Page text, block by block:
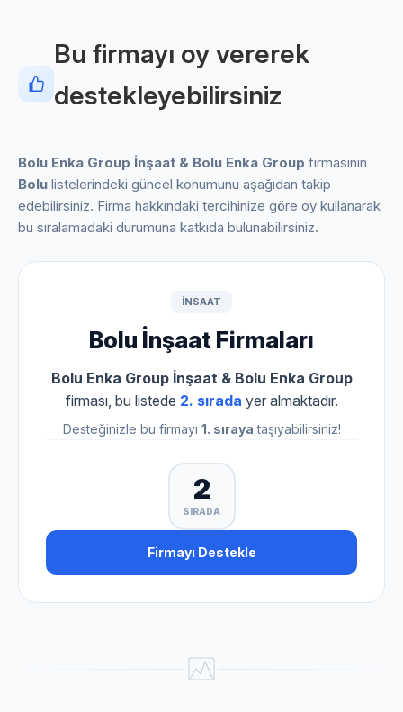
Bu firmayı oy vererek
destekleyebilirsiniz
Bolu Enka Group İnşaat & Bolu Enka Group firmasının
Bolu listelerindeki güncel konumunu aşağıdan takip
edebilirsiniz. Firma hakkındaki tercihinize göre oy kullanarak
bu sıralamadaki durumuna katkıda bulunabilirsiniz.
INSAAT
Bolu İnşaat Firmaları
Bolu Enka Group İnşaat & Bolu Enka Group
firması, bu listede 2. sırada yer almaktadır.
Desteğinizle bu firmayı 1. sıraya taşıyabilirsiniz!
2
SIRADA
Firmayı Destekle